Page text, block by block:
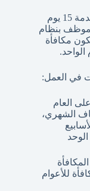
وهنا يحصل الموظف على مكافأة نهاية خدمة 15 يوم
بنظام
مكافأة
العام
الشهري،
للأعوام